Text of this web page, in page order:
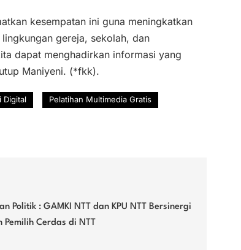
kesempatan ini guna meningkatkan
gereja, sekolah, dan
dapat menghadirkan informasi yang
Maniyeni. (*fkk).
Digital Pelatihan Multimedia Gratis
Politik : GAMKI NTT dan KPU NTT Bersinergi
Pemilih Cerdas di NTT